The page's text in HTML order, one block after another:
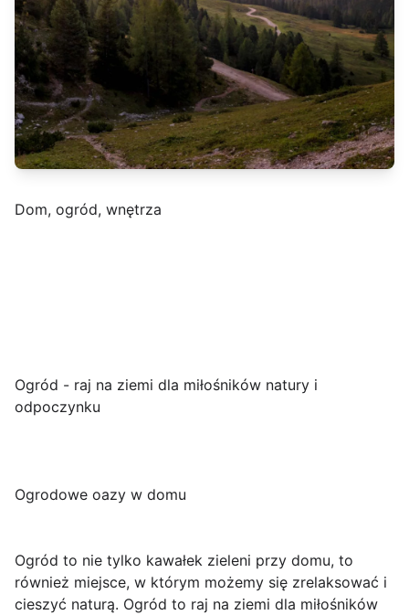
Dom, ogród, wnętrza
Ogród - raj na ziemi dla miłośników natury i
odpoczynku
Ogrodowe oazy w domu
Ogród to nie tylko kawałek zieleni przy domu, to
również miejsce, w którym możemy się zrelaksować i
cieszyć naturą. Ogród to raj na ziemi dla miłośników